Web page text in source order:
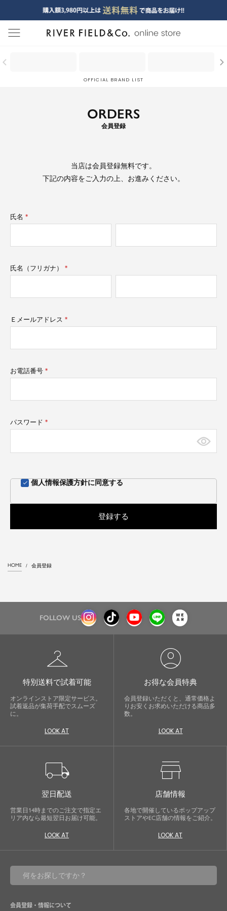
menu
OFFICIAL BRAND LIST
ORDERS
会員登録
当店は会員登録無料です。
下記の内容をご入力の上、お進みください。
氏名
(必
氏名（フリガナ）
(必
Ｅメールアドレス
(必
お電話番号
(必
パスワード
(必
個人情報保護方針に同意する
登録する
HOME 会員登録
FOLLOW US
checkroom
特別送料で試着可能
オンラインストア限定サービス。
試着返品が集荷手配でスムーズ
に。
LOOK AT
account_circle
お得な会員特典
会員登録いただくと、通常価格よ
りお安くお求めいただける商品多
数。
LOOK AT
local_shipping
翌日配送
営業日14時までのご注文で指定エ
リア内なら最短翌日お届け可能。
LOOK AT
store
店舗情報
各地で開催しているポップアップ
ストアやEC店舗の情報をご紹介。
LOOK AT
会員登録・情報について